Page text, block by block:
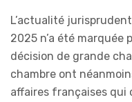
L’actualité
2025 n’a été marquée
décision de grande
chambre ont
affaires françaises qui